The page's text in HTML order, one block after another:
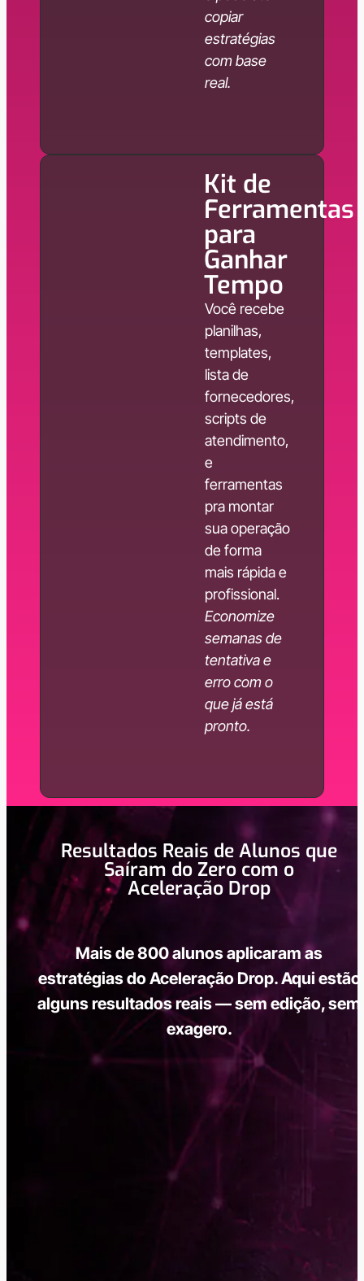
copiar
estratégias
com base
real.
Kit de
Ferramentas
para
Ganhar
Tempo
Você recebe
planilhas,
templates,
lista de
fornecedores,
scripts de
atendimento,
e
ferramentas
pra montar
sua operação
de forma
mais rápida e
profissional.
Economize
semanas de
tentativa e
erro com o
que já está
pronto.
Resultados Reais de Alunos que
Saíram do Zero com o
Aceleração Drop
Mais de 800 alunos aplicaram as
estratégias do Aceleração Drop. Aqui estão
alguns resultados reais — sem edição, sem
exagero.